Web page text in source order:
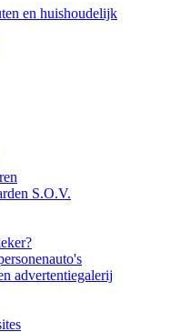
en huishoudelijk
S.O.V.
advertentiegalerij